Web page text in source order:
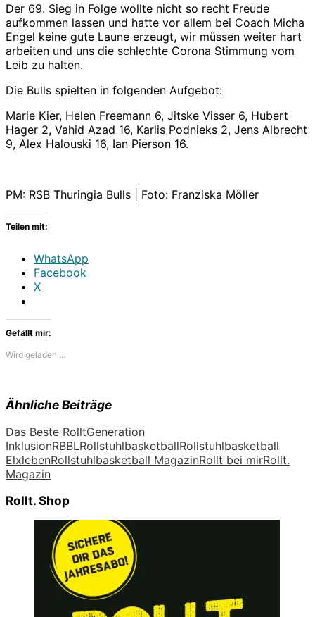
Der 69. Sieg in Folge wollte nicht so recht Freude
aufkommen lassen und hatte vor allem bei Coach Micha
Engel keine gute Laune erzeugt, wir müssen weiter hart
arbeiten und uns die schlechte Corona Stimmung vom
Leib zu halten.
Die Bulls spielten in folgenden Aufgebot:
Marie Kier, Helen Freemann 6, Jitske Visser 6, Hubert
Hager 2, Vahid Azad 16, Karlis Podnieks 2, Jens Albrecht
9, Alex Halouski 16, Ian Pierson 16.
PM: RSB Thuringia Bulls | Foto: Franziska Möller
Teilen mit:
WhatsApp
Facebook
X
Gefällt mir:
Wird geladen …
Ähnliche Beiträge
Das Beste RolltGeneration
InklusionRBBLRollstuhlbasketballRollstuhlbasketball
ElxlebenRollstuhlbasketball MagazinRollt bei mirRollt.
Magazin
Rollt. Shop